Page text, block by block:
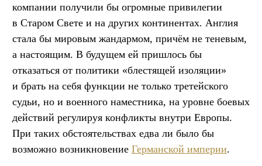
компании получили бы огромные привилегии
в Старом Свете и на других континентах. Англия
стала бы мировым жандармом, причём не теневым,
а настоящим. В будущем ей пришлось бы
отказаться от политики «блестящей изоляции»
и брать на себя функции не только третейского
судьи, но и военного наместника, на уровне боевых
действий регулируя конфликты внутри Европы.
При таких обстоятельствах едва ли было бы
возможно возникновение Германской империи.